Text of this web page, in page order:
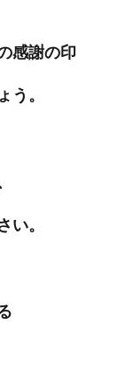
感謝の印
う。
い。